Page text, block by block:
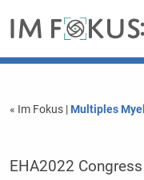
« Im Fokus | Multiples
EHA2022 Congress